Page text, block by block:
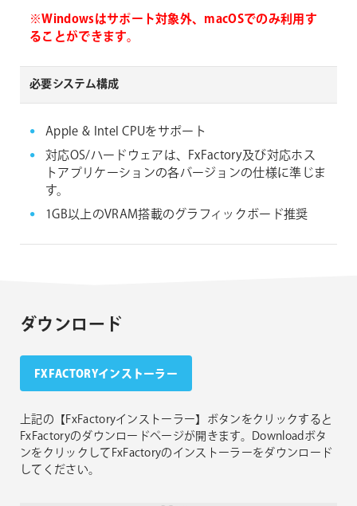
※Windowsはサポート対象外、macOSでのみ利用す
ることができます。
必要システム構成
Apple & Intel CPUをサポート
対応OS/ハードウェアは、FxFactory及び対応ホス
トアプリケーションの各バージョンの仕様に準じま
す。
1GB以上のVRAM搭載のグラフィックボード推奨
ダウンロード
FXFACTORYインストーラー
上記の【FxFactoryインストーラー】ボタンをクリックすると
FxFactoryのダウンロードページが開きます。Downloadボタ
ンをクリックしてFxFactoryのインストーラーをダウンロード
してください。